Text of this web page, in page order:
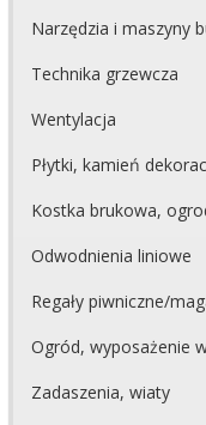
Narzędzia i maszyny
Technika grzewcza
Wentylacja
Płytki, kamień
Kostka brukowa,
Odwodnienia liniowe
Regały piwniczne/
Ogród, wyposażenie
Zadaszenia, wiaty